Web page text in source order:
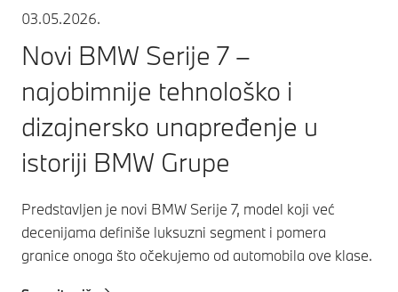
03.05.2026.
Novi BMW Serije 7 –
najobimnije tehnološko i
dizajnersko unapređenje u
istoriji BMW Grupe
Predstavljen je novi BMW Serije 7, model koji već
decenijama definiše luksuzni segment i pomera
granice onoga što očekujemo od automobila ove klase.